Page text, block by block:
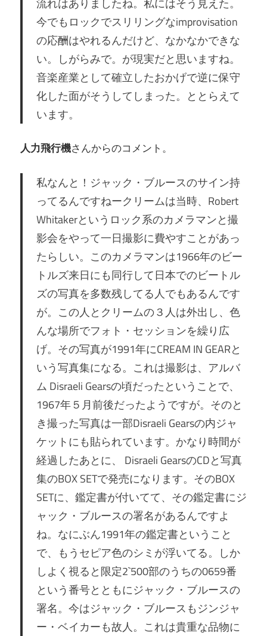
流れはありましたね。私にはそう見えた。
今でもロックでスリリングなimprovisation
の応酬はやれるんだけど、なかなかできな
い。しがらみで。が現実だと思いますね。
音楽産業として確立したおかげで逆に保守
化した面がそうしてしまった。ととらえて
います。
人力飛行機さんからのコメント。
私なんと！ジャック・ブルースのサイン持
ってるんですねークリームは当時、Robert
Whitakerというロック系のカメラマンと撮
影会をやって一日撮影に費やすことがあっ
たらしい。このカメラマンは1966年のビー
トルズ来日にも同行して日本でのビートル
ズの写真を多数残してる人でもあるんです
が。この人とクリームの３人は外出し、色
んな場所でフォト・セッションを繰り広
げ。その写真が1991年にCREAM IN GEARと
いう写真集になる。これは撮影は、アルバ
ム Disraeli Gearsの頃だったということで、
1967年５月前後だったようですが。そのと
き撮った写真は一部Disraeli Gearsの内ジャ
ケットにも貼られています。かなり時間が
経過したあとに、 Disraeli GearsのCDと写真
集のBOX SETで発売になります。そのBOX
SETに、鑑定書が付いてて、その鑑定書にジ
ャック・ブルースの署名があるんですよ
ね。なにぶん1991年の鑑定書ということ
で、もうセピア色のシミが浮いてる。しか
しよく視ると限定2`500部のうちの0659番
という番号とともにジャック・ブルースの
署名。今はジャック・ブルースもジンジャ
ー・ベイカーも故人。これは貴重な品物に